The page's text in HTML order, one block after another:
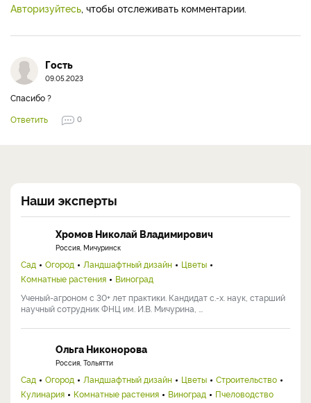
Авторизуйтесь , чтобы отслеживать комментарии.
Гость
09.05.2023
Спасибо ?
Ответить
0
Наши эксперты
Хромов Николай Владимирович
Россия, Мичуринск
Сад Огород Ландшафтный дизайн
Цветы
Комнатные растения
Виноград
Ученый-агроном с 30+ лет практики. Кандидат с.-х. наук, старший
научный сотрудник ФНЦ им. И.В. Мичурина, ...
Ольга Никонорова
Россия, Тольятти
Сад Огород Ландшафтный дизайн Цветы
Строительство
Кулинария
Комнатные растения Виноград Пчеловодство